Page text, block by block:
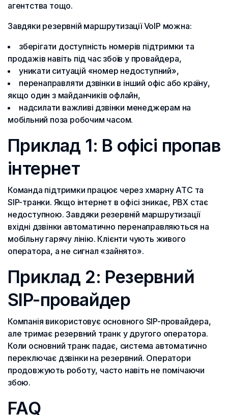
агентства тощо.
Завдяки резервній маршрутизації VoIP можна:
зберігати доступність номерів підтримки та
продажів навіть під час збоїв у провайдера,
уникати ситуацій «номер недоступний»,
перенаправляти дзвінки в інший офіс або країну,
якщо один з майданчиків офлайн,
надсилати важливі дзвінки менеджерам на
мобільний поза робочим часом.
Приклад 1: В офісі пропав
інтернет
Команда підтримки працює через хмарну АТС та
SIP-транки. Якщо інтернет в офісі зникає, PBX стає
недоступною. Завдяки резервній маршрутизації
вхідні дзвінки автоматично перенаправляються на
мобільну гарячу лінію. Клієнти чують живого
оператора, а не сигнал «зайнято».
Приклад 2: Резервний
SIP-провайдер
Компанія використовує основного SIP-провайдера,
але тримає резервний транк у другого оператора.
Коли основний транк падає, система автоматично
переключає дзвінки на резервний. Оператори
продовжують роботу, часто навіть не помічаючи
збою.
FAQ